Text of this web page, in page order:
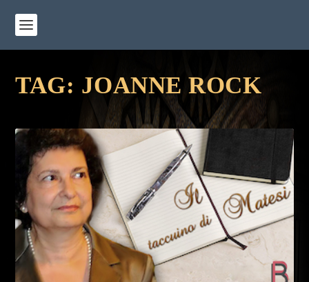
TAG: JOANNE ROCK